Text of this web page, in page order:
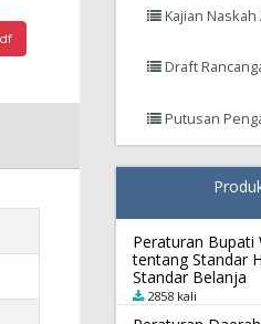
Kajian
Draft
Putusan
Peraturan
tentang Standar
Standar Belanja
2858 kali